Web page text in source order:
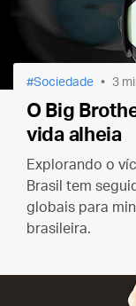
Sociedade 3
O Big
vida alheia
Explorando o
Brasil tem
globais para
brasileira.